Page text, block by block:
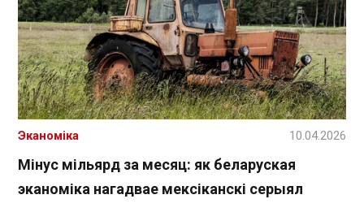
Мінус мільярд за месяц: як беларуская
эканоміка нагадвае мексіканскі серыял
Эканоміка 10.04.2026